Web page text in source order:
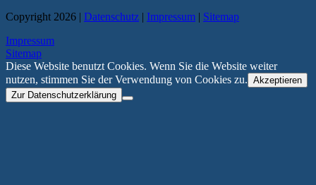
Copyright 2026 | Datenschutz | Impressum | Sitemap
Impressum
Sitemap
Diese Website benutzt Cookies. Wenn Sie die Website weiter
nutzen, stimmen Sie der Verwendung von Cookies zu. Akzeptieren
Zur Datenschutzerklärung